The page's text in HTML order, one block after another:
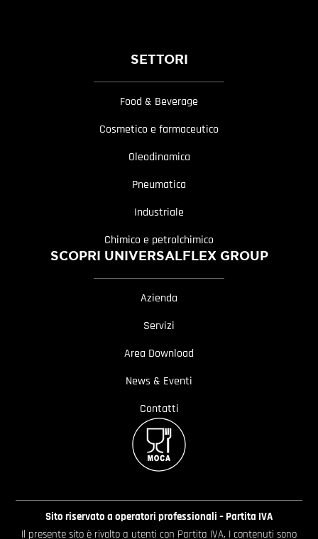
SETTORI
Food & Beverage
Cosmetico e farmaceutico
Oleodinamica
Pneumatica
Industriale
Chimico e petrolchimico
SCOPRI UNIVERSALFLEX GROUP
Azienda
Servizi
Area Download
News & Eventi
Contatti
Sito riservato a operatori professionali – Partita IVA
Il presente sito è rivolto a utenti con Partita IVA. I contenuti sono